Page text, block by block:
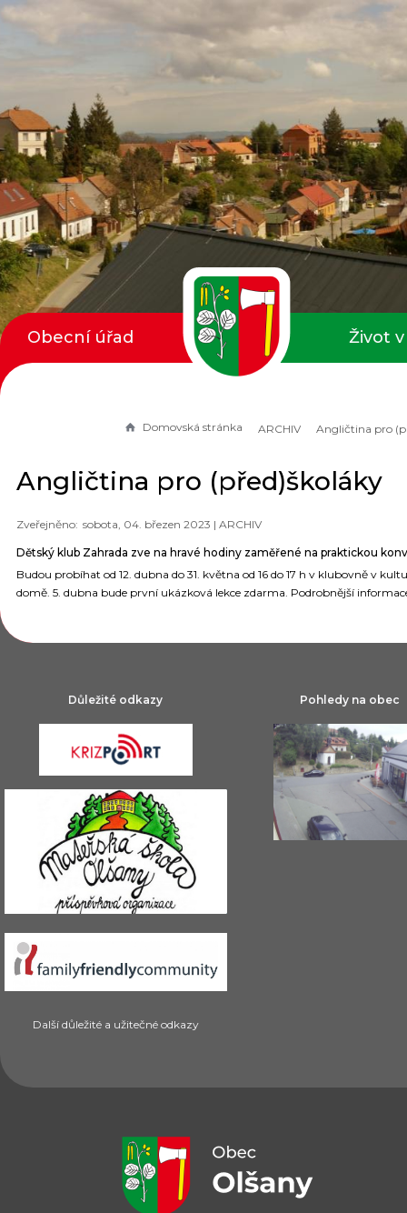
Domovská stránka ARCHIV
Angličtina pro (před)školáky
sobota, 04. březen 2023 | ARCHIV
Dětský klub Zahrada zve na hravé hodiny zaměřené na praktickou
Budou probíhat od 12. dubna do 31. května od 16 do 17 h v klubovně v
domě. 5. dubna bude první ukázková lekce zdarma. Podrobnější
Obecní úřad Život
Důležité odkazy
Další důležité a užitečné odkazy
Pohledy na obec